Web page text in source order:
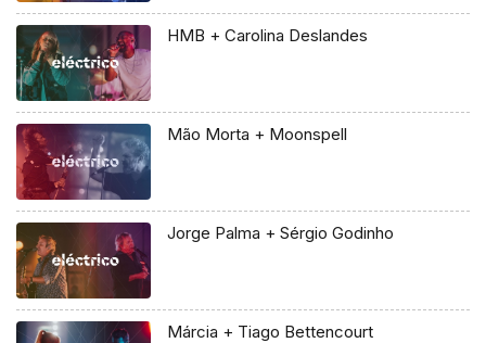
HMB + Carolina Deslandes
Mão Morta + Moonspell
Jorge Palma + Sérgio Godinho
Márcia + Tiago Bettencourt